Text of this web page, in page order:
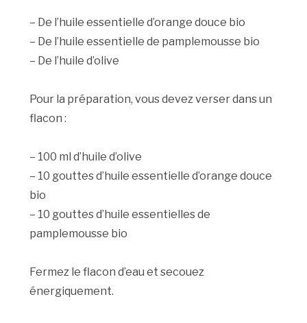
– De l’huile essentielle d’orange douce bio
– De l’huile essentielle de pamplemousse bio
– De l’huile d’olive
Pour la préparation, vous devez verser dans un
flacon :
– 100 ml d’huile d’olive
– 10 gouttes d’huile essentielle d’orange douce
bio
– 10 gouttes d’huile essentielles de
pamplemousse bio
Fermez le flacon d’eau et secouez
énergiquement.